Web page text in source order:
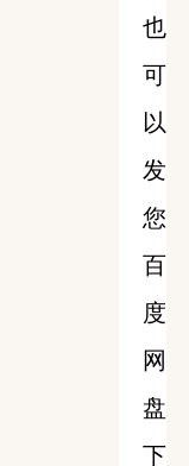
也
可
以
发
您
百
度
网
盘
下